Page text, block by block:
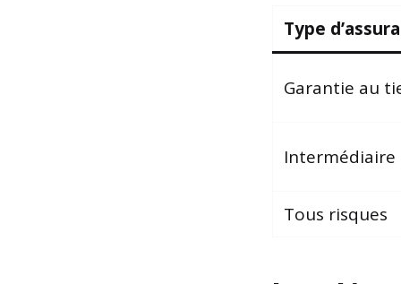
Type
Garantie au
Intermédiaire
Tous risques